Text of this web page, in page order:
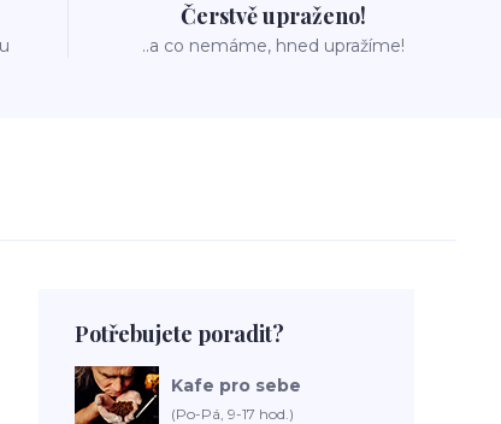
Čerstvě upraženo!
..a co nemáme, hned upražíme!
Potřebujete poradit?
Kafe pro sebe
(Po-Pá, 9-17 hod.)